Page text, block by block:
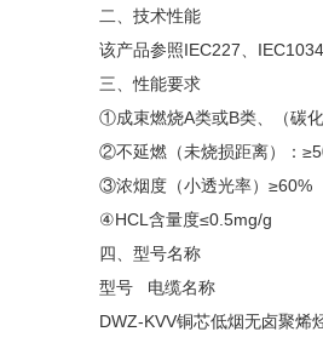
二、技术性能
该产品参照IEC227、
三、性能要求
①成束燃烧A类或B类、（碳
②不延燃（未烧损距离）：
③浓烟度（小透光率）≥60%
④HCL含量度≤0.5mg/g
四、型号名称
型号 电缆名称
DWZ-KVV铜芯低烟无卤聚烯